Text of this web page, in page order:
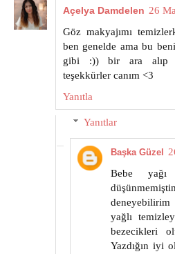
Açelya Damdelen 26
Göz makyajımı
ben genelde ama bu
gibi :)) bir ara alıp
teşekkürler canım <3
Yanıtla
Yanıtlar
Başka Güzel
Bebe
yağlı
bezecikleri
Yazdığın iyi